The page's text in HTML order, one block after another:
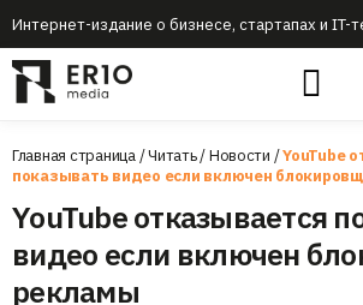
Интернет-издание о бизнесе, стартапах и IT-
Главная страница/Читать/Новости /YouTube
показывать видео если включен
YouTube отказывается
видео если включен
рекламы